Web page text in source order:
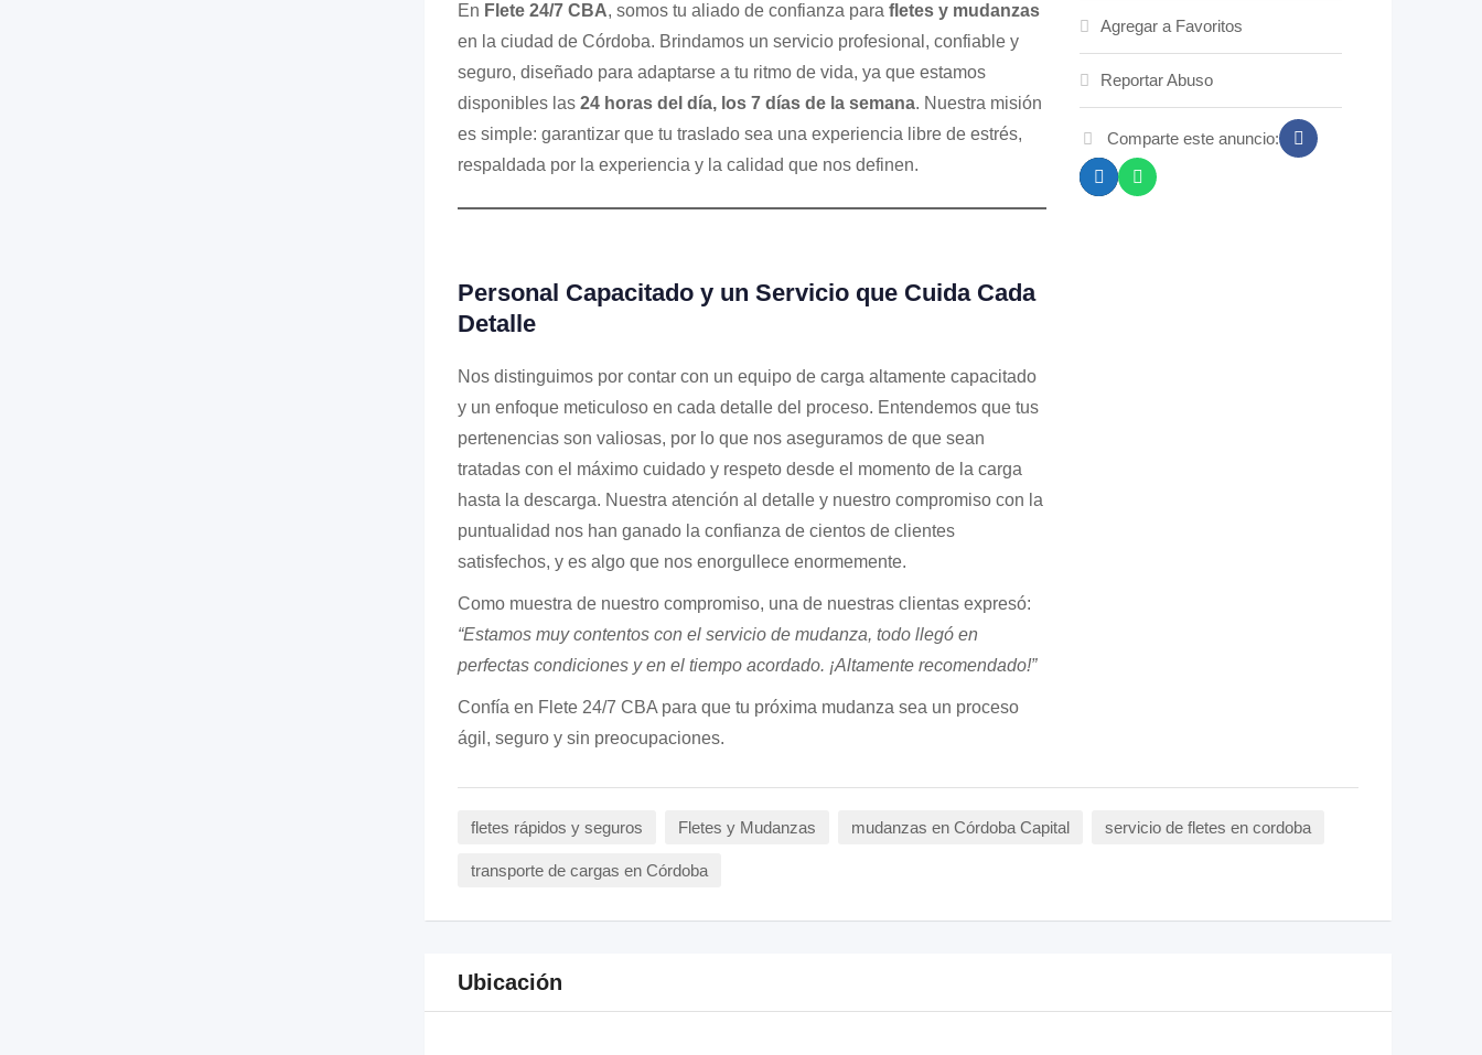
En Flete 24/7 CBA, somos tu aliado de confianza para fletes y mudanzas
en la ciudad de Córdoba. Brindamos un servicio profesional, confiable y
seguro, diseñado para adaptarse a tu ritmo de vida, ya que estamos
disponibles las 24 horas del día, los 7 días de la semana. Nuestra misión
es simple: garantizar que tu traslado sea una experiencia libre de estrés,
respaldada por la experiencia y la calidad que nos definen.
Personal Capacitado y un Servicio que Cuida Cada
Detalle
Nos distinguimos por contar con un equipo de carga altamente capacitado
y un enfoque meticuloso en cada detalle del proceso. Entendemos que tus
pertenencias son valiosas, por lo que nos aseguramos de que sean
tratadas con el máximo cuidado y respeto desde el momento de la carga
hasta la descarga. Nuestra atención al detalle y nuestro compromiso con la
puntualidad nos han ganado la confianza de cientos de clientes
satisfechos, y es algo que nos enorgullece enormemente.
Como muestra de nuestro compromiso, una de nuestras clientas expresó:
“Estamos muy contentos con el servicio de mudanza, todo llegó en
perfectas condiciones y en el tiempo acordado. ¡Altamente recomendado!”
Confía en Flete 24/7 CBA para que tu próxima mudanza sea un proceso
ágil, seguro y sin preocupaciones.
Agregar a Favoritos
Reportar Abuso
Comparte este anuncio:
fletes rápidos y seguros Fletes y Mudanzas mudanzas en Córdoba Capital servicio de fletes en cordoba
transporte de cargas en Córdoba
Ubicación